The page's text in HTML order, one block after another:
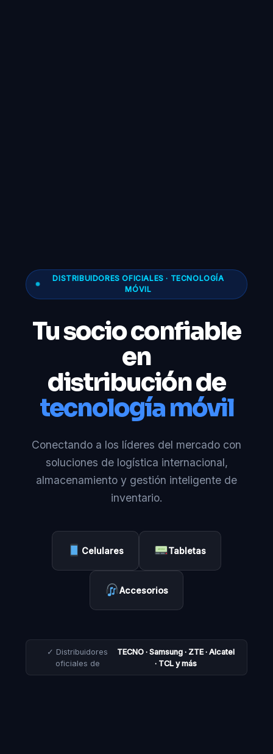
DISTRIBUIDORES OFICIALES · TECNOLOGÍA
MÓVIL
Tu socio confiable
en
distribución de
tecnología móvil
Conectando a los líderes del mercado con
soluciones de logística internacional,
almacenamiento y gestión inteligente de
inventario.
Celulares Tabletas
Accesorios
✓ Distribuidores
oficiales de
TECNO · Samsung · ZTE · Alcatel
· TCL y más